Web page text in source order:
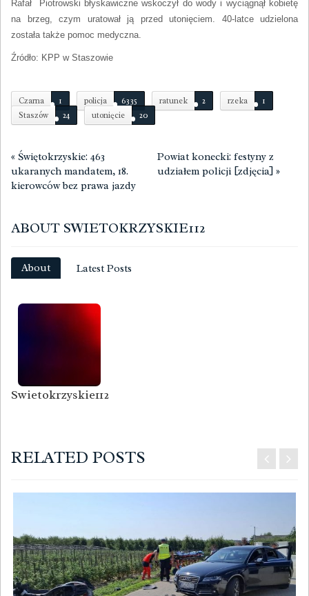
Rafał Piotrowski błyskawiczne wskoczył do wody i wyciągnął kobietę
na brzeg, czym uratował ją przed utonięciem. 40-latce udzielona
została także pomoc medyczna.
Źródło: KPP w Staszowie
Czarna 1 policja 6335 ratunek 2 rzeka
1
Staszów
24 utonięcie 20
« Świętokrzyskie: 463
ukaranych mandatem, 18.
kierowców bez prawa jazdy
Powiat konecki: festyny z
udziałem policji [zdjęcia] »
ABOUT SWIETOKRZYSKIE112
About Latest Posts
Swietokrzyskie112
RELATED POSTS